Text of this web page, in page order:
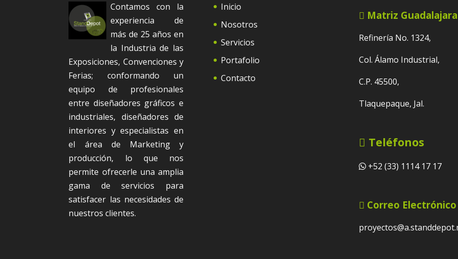
Contamos con la
experiencia de
más de 25 años en
la Industria de las
Exposiciones, Convenciones y
Ferias; conformando un
equipo de profesionales
entre diseñadores gráficos e
industriales, diseñadores de
interiores y especialistas en
el área de Marketing y
producción, lo que nos
permite ofrecerle una amplia
gama de servicios para
satisfacer las necesidades de
nuestros clientes.
Inicio
Nosotros
Servicios
Portafolio
Contacto
Matriz Guadalajara
Refinería No. 1324,
Col. Álamo Industrial,
C.P. 45500,
Tlaquepaque, Jal.
Teléfonos
+52 (33) 1114 17 17
Correo Electrónico